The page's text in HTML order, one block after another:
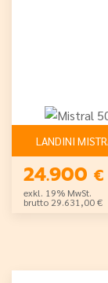
LANDINI
24.900 €
exkl. 19% MwSt.
brutto 29.631,00 €